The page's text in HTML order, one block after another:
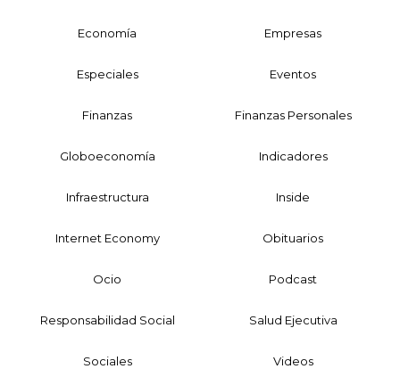
Economía Empresas
Especiales Eventos
Finanzas Finanzas Personales
Globoeconomía Indicadores
Infraestructura Inside
Internet Economy Obituarios
Ocio Podcast
Responsabilidad Social Salud Ejecutiva
Sociales Videos